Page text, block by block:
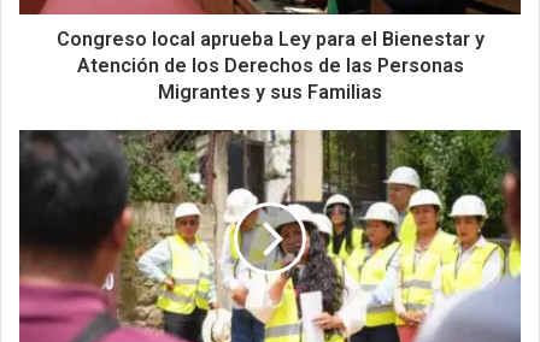
Congreso local aprueba Ley para el Bienestar y
Atención de los Derechos de las Personas
Migrantes y sus Familias